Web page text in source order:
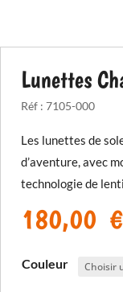
Lunettes
Réf : 7105-000
Les lunettes de
d’aventure, avec
technologie de
180,00 €
Couleur